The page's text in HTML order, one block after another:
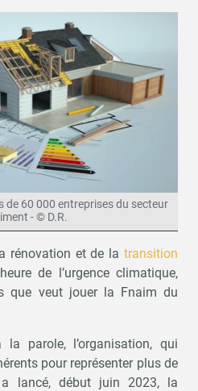
de 60 000 entreprises du secteur
- © D.R.
rénovation et de la transition
de l’urgence climatique,
que veut jouer la Fnaim du
parole, l’organisation, qui
pour représenter plus de
lancé, début juin 2023, la